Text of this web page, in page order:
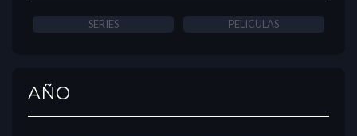
SERIES PELICULAS
AÑO